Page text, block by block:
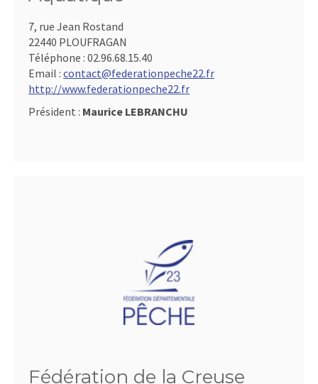
7, rue Jean Rostand
22440 PLOUFRAGAN
Téléphone : 02.96.68.15.40
Email : contact@federationpeche22.fr
http://www.federationpeche22.fr
Président : Maurice LEBRANCHU
Fédération de la Creuse